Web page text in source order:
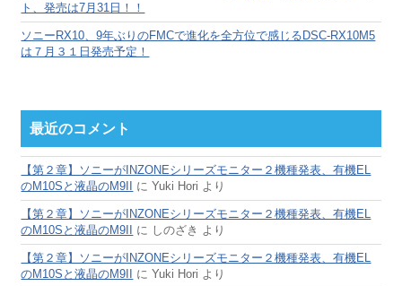
ト、発売は7月31日！！
ソニーRX10、9年ぶりのFMCで進化を全方位で感じるDSC-RX10M5
は７月３１日発売予定！
最近のコメント
【第２章】ソニーがINZONEシリーズモニター２機種発表、有機EL
のM10Sと液晶のM9II
にYuki Hori より
【第２章】ソニーがINZONEシリーズモニター２機種発表、有機EL
のM10Sと液晶のM9II
に しのざき より
【第２章】ソニーがINZONEシリーズモニター２機種発表、有機EL
のM10Sと液晶のM9II
にYuki Hori より